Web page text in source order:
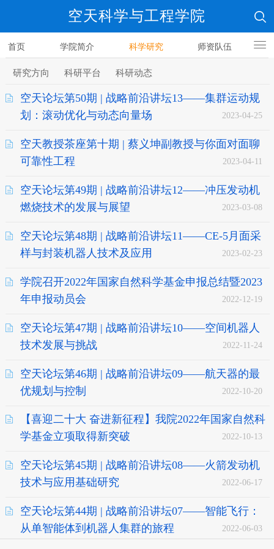
空天科学与工程学院
首页 学院简介 科学研究 师资队伍
人才培养
研究方向 科研平台 科研动态
空天论坛第50期 | 战略前沿讲坛13——集群运动规
划：滚动优化与动态向量场
2023-04-25
空天教授茶座第十期 | 蔡义坤副教授与你面对面聊
可靠性工程
2023-04-11
空天论坛第49期 | 战略前沿讲坛12——冲压发动机
燃烧技术的发展与展望
2023-03-08
空天论坛第48期 | 战略前沿讲坛11——CE-5月面采
样与封装机器人技术及应用
2023-02-23
学院召开2022年国家自然科学基金申报总结暨2023
年申报动员会
2022-12-19
空天论坛第47期 | 战略前沿讲坛10——空间机器人
技术发展与挑战
2022-11-24
空天论坛第46期 | 战略前沿讲坛09——航天器的最
优规划与控制
2022-10-20
【喜迎二十大 奋进新征程】我院2022年国家自然科
学基金立项取得新突破
2022-10-13
空天论坛第45期 | 战略前沿讲坛08——火箭发动机
技术与应用基础研究
2022-06-17
空天论坛第44期 | 战略前沿讲坛07——智能飞行：
从单智能体到机器人集群的旅程
2022-06-03